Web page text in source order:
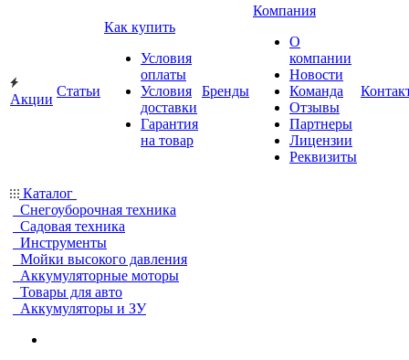
Акции
Статьи
Как купить
Условия
оплаты
Условия
доставки
Гарантия
на товар
Бренды
Компания
О
компании
Новости
Команда
Отзывы
Партнеры
Лицензии
Реквизиты
Каталог
Снегоуборочная техника
Садовая техника
Инструменты
Мойки высокого давления
Аккумуляторные моторы
Товары для авто
Аккумуляторы и ЗУ